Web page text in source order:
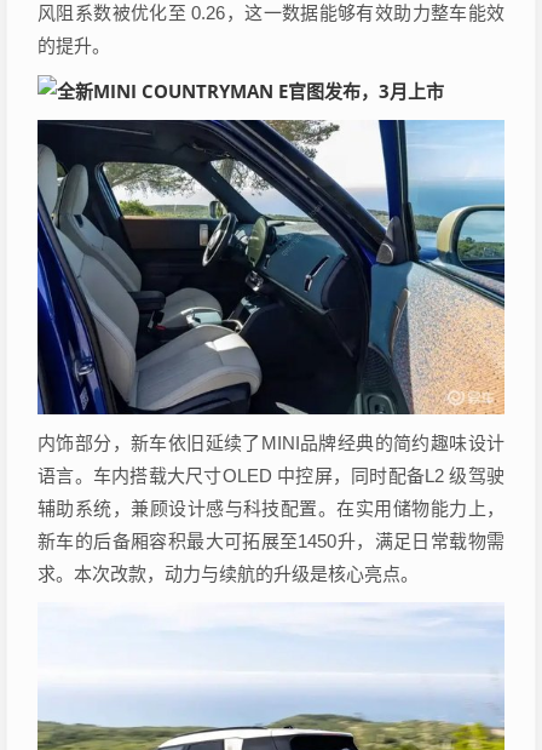
风阻系数被优化至 0.26，这一数据能够有效助力整车能效
的提升。
内饰部分，新车依旧延续了MINI品牌经典的简约趣味设计
语言。车内搭载大尺寸OLED 中控屏，同时配备L2 级驾驶
辅助系统，兼顾设计感与科技配置。在实用储物能力上，
新车的后备厢容积最大可拓展至1450升，满足日常载物需
求。本次改款，动力与续航的升级是核心亮点。